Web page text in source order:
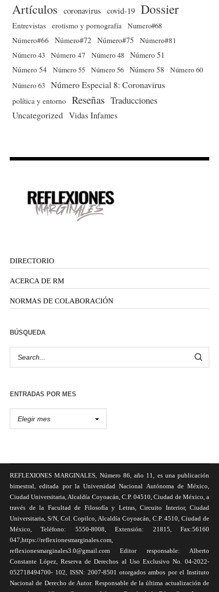
Artículos coronavirus covid-19 Dossier
Entrevistas erotismo y pornografía Numero#68
Número#66
Número#72 Número#75
Número#81
Número 43 Número 47 Número 48 Número 51
Número 54 Número 55 Número 56 Número 58
Número 60
Número 63 Número Especial 8: Coronavirus
política y entorno Reseñas Traducciones
Uncategorized Vidas Infames
DIRECTORIO
ACERCA DE RM
NORMAS DE COLABORACIÓN
BÚSQUEDA
ENTRADAS POR MES
REFLEXIONES MARGINALES, Número 86, año 11, es una publicación
bimestral, editada por la Universidad Nacional Autónoma de México,
Ciudad Universitaria, Alcaldía Coyoacán, C.P. 04510, Ciudad de México, a
través de la Facultad de Filosofía y Letras, Circuito Interior, Ciudad
Universitaria, S/N, Col. Copilco, Alcaldía Coyoacán, C.P. 4510, Ciudad de
México, Teléfono: 5550-8008, Extensión: 21815, Fax:56160
047,https://reflexionesmarginales.com,
reflexionesmarginales3.0@gmail.com Editor responsable: Alberto
Constante López, Reserva de Derechos al Uso Exclusivo No. 04-2022-
052718494700- 102, ISSN: 2007-8501 otorgados ambos por el Instituto
Nacional de Derecho de Autor. Responsable de la última actualización de